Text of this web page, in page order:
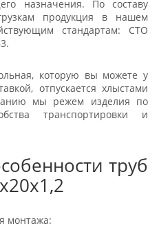
назначения. По составу
продукция в нашем
стандартам: СТО
которую вы можете у
отпускается хлыстами
мы режем изделия по
транспортировки и
труб
монтажа: